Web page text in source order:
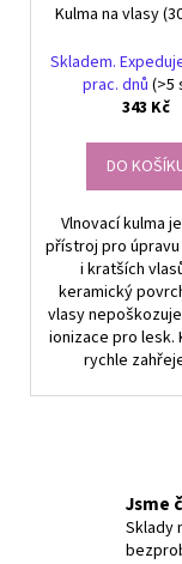
Kulma na vlasy
Skladem.
prac. dnů (>5
343 Kč
DO
Vlnovací kulma
přístroj pro
i kratších
keramický
vlasy
ionizace pro lesk.
rychle
Jsme
Sklady